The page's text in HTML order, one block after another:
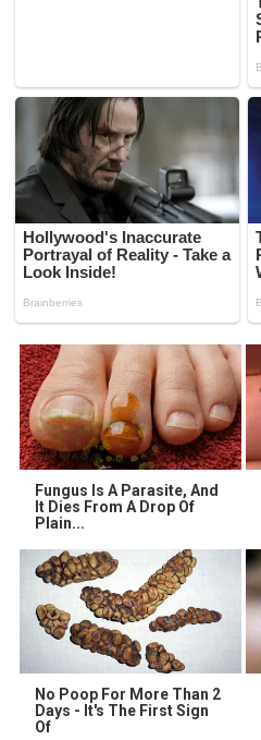
Fungus Is A Parasite, And
It Dies From A Drop Of
Plain...
No Poop For More Than 2
Days - It's The First Sign
Of